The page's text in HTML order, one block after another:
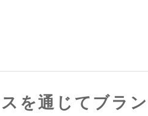
を通じてブラ